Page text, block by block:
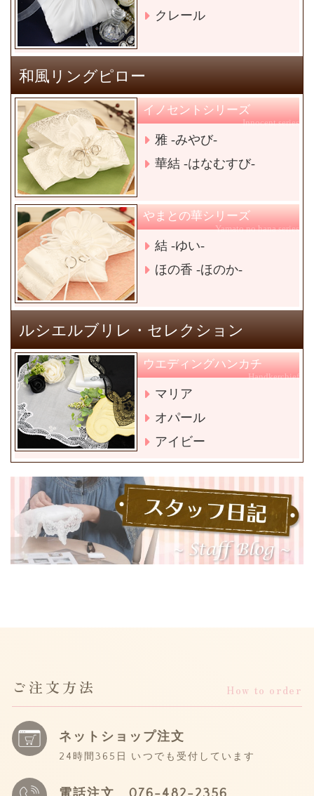
クレール
和風リングピロー
イノセントシリーズ
Innocent series
雅 -みやび-
華結 -はなむすび-
やまとの華シリーズ
Yamato no hana series
結 -ゆい-
ほの香 -ほのか-
ルシエルブリレ・セレクション
ウエディングハンカチ
Handkerchief
マリア
オパール
アイビー
ご注文方法 How to order
ネットショップ注文
24時間365日 いつでも受付しています